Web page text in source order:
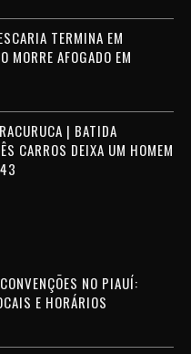
TERMINA EM
MORRE AFOGADO EM
| BATIDA
CARROS DEIXA UM HOMEM
NO PIAUÍ:
E HORÁRIOS